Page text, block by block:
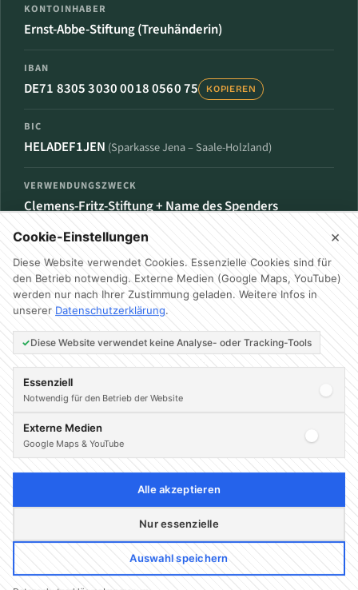
KONTOINHABER
Ernst-Abbe-Stiftung (Treuhänderin)
IBAN
DE71 8305 3030 0018 0560 75 KOPIEREN
BIC
HELADEF1JEN (Sparkasse Jena – Saale-Holzland)
VERWENDUNGSZWECK
Clemens-Fritz-Stiftung + Name des Spenders
Fragen oder Anregungen?
Wenden Sie sich gern an unseren Stiftungssprecher
lars@clemensfritz-stiftung.de
© 2026 Clemens-Fritz-
Datenschutz
Cookie-Einstellungen ×
Diese Website verwendet Cookies. Essenzielle Cookies sind für
den Betrieb notwendig. Externe Medien (Google Maps, YouTube)
werden nur nach Ihrer Zustimmung geladen. Weitere Infos in
unserer Datenschutzerklärung.
Diese Website verwendet keine Analyse- oder Tracking-Tools
Essenziell
Notwendig für den Betrieb der Website
Externe Medien
Google Maps & YouTube
Alle akzeptieren
Nur essenzielle
Auswahl speichern